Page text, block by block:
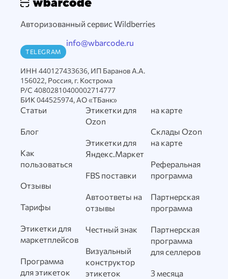
Авторизованный сервис Wildberries
TELEGRAM
info@wbarcode.ru
ИНН 440127433636, ИП Баранов А.А.
156022, Россия, г. Кострома
Р/С 40802810400002714777
БИК 044525974, АО «ТБанк»
Статьи
Блог
Как
пользоваться
Отзывы
Тарифы
Этикетки для
маркетплейсов
Программа
для этикеток
Этикетки для
Ozon
Этикетки для
Яндекс.Маркет
FBS поставки
Автоответы на
отзывы
Честный знак
Визуальный
конструктор
этикеток
на карте
Склады Ozon
на карте
Реферальная
программа
Партнерская
программа
Партнерская
программа
для селлеров
3 месяца